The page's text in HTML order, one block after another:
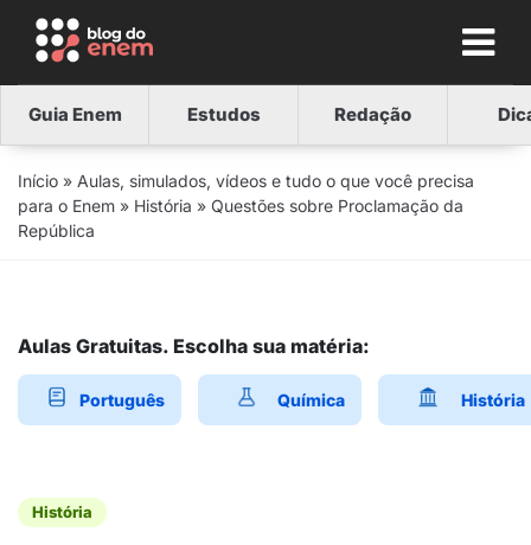
Guia Enem Estudos Redação
Início » Aulas, simulados, vídeos e tudo o que você precisa
para o Enem » História » Questões sobre Proclamação da
República
Aulas Gratuitas. Escolha sua matéria:
Português Química História
História